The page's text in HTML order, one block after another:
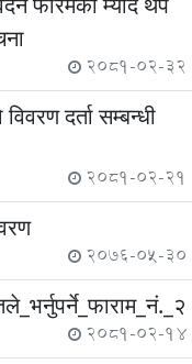
2081-02-32
दर्ता सम्बन्धी
2081-02-21
2076-05-30
2081-02-14